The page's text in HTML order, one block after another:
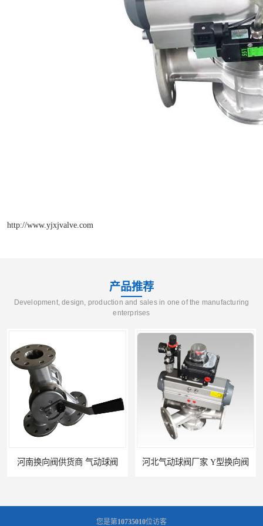
http://www.yjxjvalve.com
产品推荐
Development, design, production and sales in one of the manufacturing
enterprises
河南换向阀供货商 气动球阀 河北气动球阀厂家 Y型换向阀
您是第10735010位访客